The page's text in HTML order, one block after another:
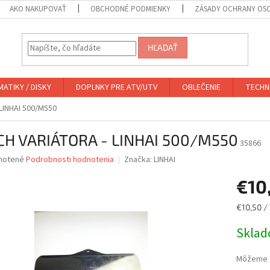
AKO NAKUPOVAŤ OBCHODNÉ PODMIENKY ZÁSADY OCHRANY
HĽADAŤ
/ DISKY DOPLNKY PRE ATV/UTV OBLEČENIE
500/M550
VARIÁTORA - LINHAI 500/M550 35866
Podrobnosti hodnotenia Značka: LINHAI
€10,50 /